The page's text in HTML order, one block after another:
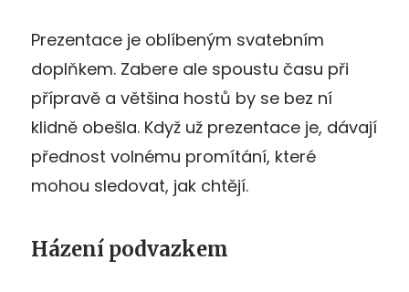
Prezentace je oblíbeným svatebním
doplňkem. Zabere ale spoustu času při
přípravě a většina hostů by se bez ní
klidně obešla. Když už prezentace je, dávají
přednost volnému promítání, které
mohou sledovat, jak chtějí.
Házení podvazkem